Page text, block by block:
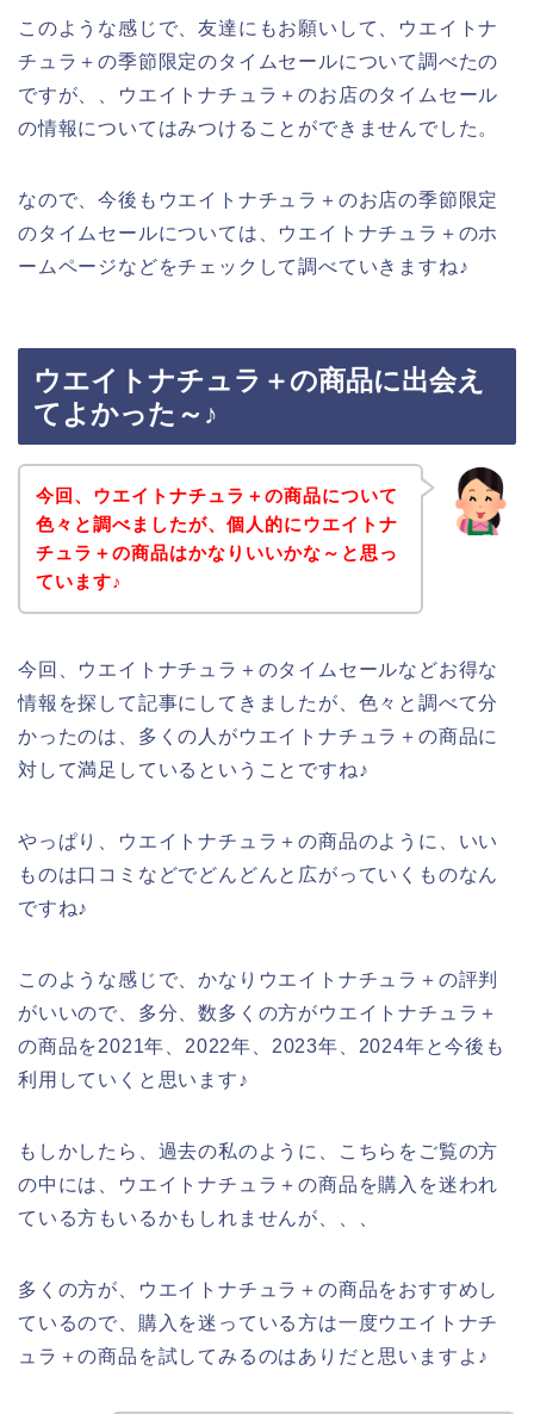
このような感じで、友達にもお願いして、ウエイトナ
チュラ＋の季節限定のタイムセールについて調べたの
ですが、、ウエイトナチュラ＋のお店のタイムセール
の情報についてはみつけることができませんでした。
なので、今後もウエイトナチュラ＋のお店の季節限定
のタイムセールについては、ウエイトナチュラ＋のホ
ームページなどをチェックして調べていきますね♪
ウエイトナチュラ＋の商品に出会え
てよかった～♪
今回、ウエイトナチュラ＋の商品について
色々と調べましたが、個人的にウエイトナ
チュラ＋の商品はかなりいいかな～と思っ
ています♪
今回、ウエイトナチュラ＋のタイムセールなどお得な
情報を探して記事にしてきましたが、色々と調べて分
かったのは、多くの人がウエイトナチュラ＋の商品に
対して満足しているということですね♪
やっぱり、ウエイトナチュラ＋の商品のように、いい
ものは口コミなどでどんどんと広がっていくものなん
ですね♪
このような感じで、かなりウエイトナチュラ＋の評判
がいいので、多分、数多くの方がウエイトナチュラ＋
の商品を2021年、2022年、2023年、2024年と今後も
利用していくと思います♪
もしかしたら、過去の私のように、こちらをご覧の方
の中には、ウエイトナチュラ＋の商品を購入を迷われ
ている方もいるかもしれませんが、、、
多くの方が、ウエイトナチュラ＋の商品をおすすめし
ているので、購入を迷っている方は一度ウエイトナチ
ュラ＋の商品を試してみるのはありだと思いますよ♪